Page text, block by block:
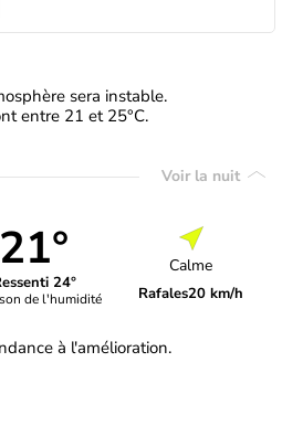
sera instable.
entre 21 et 25°C.
Voir la nuit
21°
24°
de l'humidité
Calme
Rafales20 km/h
à l'amélioration.